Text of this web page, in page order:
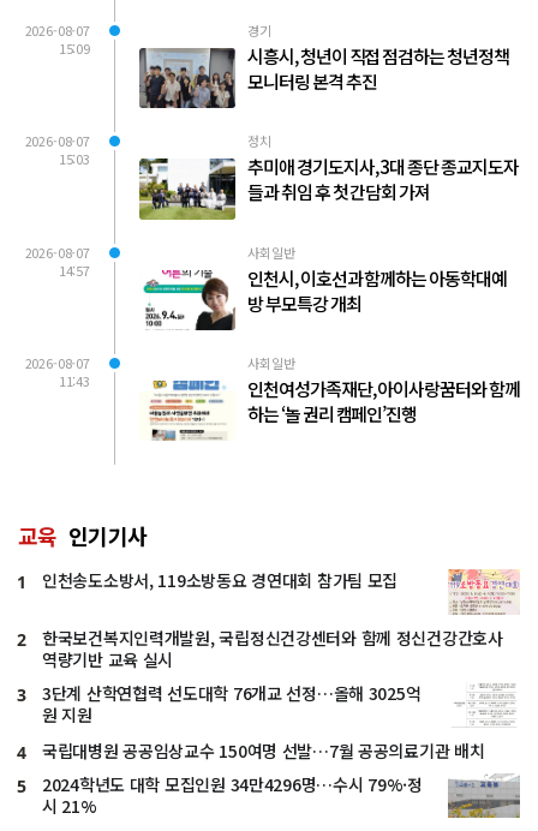
2026-08-07
15:09
경기
시흥시, 청년이 직접 점검하는 청년정책
모니터링 본격 추진
2026-08-07
15:03
정치
추미애 경기도지사, 3대 종단 종교지도자
들과 취임 후 첫 간담회 가져
2026-08-07
14:57
사회일반
인천시, 이호선과 함께하는 아동학대예
방 부모특강 개최
2026-08-07
11:43
사회일반
인천여성가족재단, 아이사랑꿈터와 함께
하는 ‘놀 권리 캠페인’진행
교육 인기기사
1 인천송도소방서, 119소방동요 경연대회 참가팀 모집
2
한국보건복지인력개발원, 국립정신건강센터와 함께 정신건강간호사
역량기반 교육 실시
3
3단계 산학연협력 선도대학 76개교 선정…올해 3025억
원 지원
4 국립대병원 공공임상교수 150여명 선발…7월 공공의료기관 배치
5
2024학년도 대학 모집인원 34만4296명…수시 79%·정
시 21%